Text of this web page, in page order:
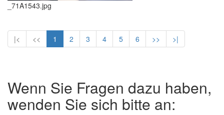
_71A1543.jpg
|< << 1 2 3 4 5 6 >> >|
Wenn Sie Fragen dazu haben,
wenden Sie sich bitte an: